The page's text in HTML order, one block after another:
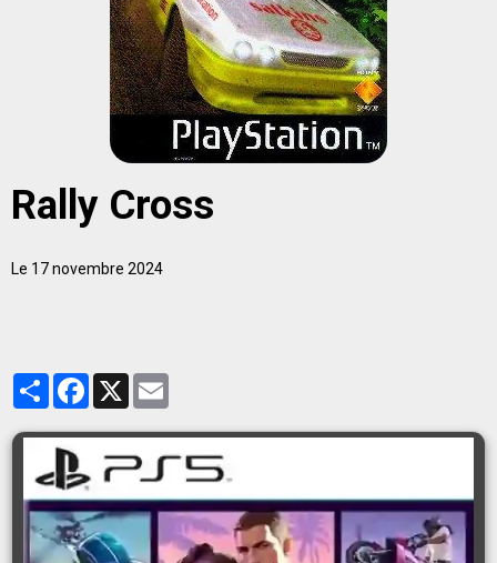
Rally Cross
Le 17 novembre 2024
PartagerFacebook
X